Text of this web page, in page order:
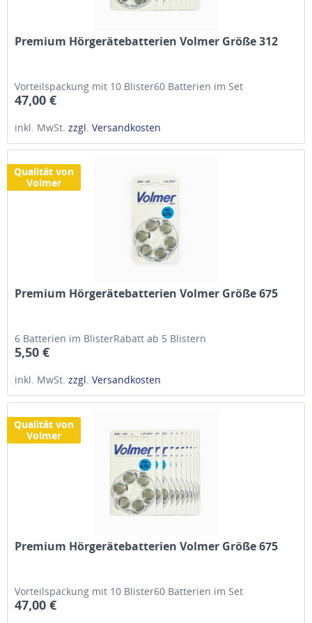
Premium Hörgerätebatterien Volmer Größe 312
Vorteilspackung mit 10 Blister60 Batterien im Set
47,00 €
inkl. MwSt.zzgl. Versandkosten
Qualität von
Volmer
Premium Hörgerätebatterien Volmer Größe 675
6 Batterien im BlisterRabatt ab 5 Blistern
5,50 €
inkl. MwSt.zzgl. Versandkosten
Qualität von
Volmer
Premium Hörgerätebatterien Volmer Größe 675
Vorteilspackung mit 10 Blister60 Batterien im Set
47,00 €